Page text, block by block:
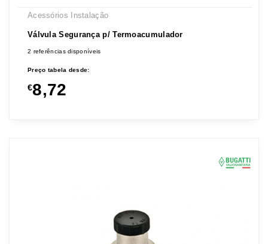
Acessórios Instalação
Válvula Segurança p/ Termoacumulador
2 referências disponíveis
Preço tabela desde:
€8,72